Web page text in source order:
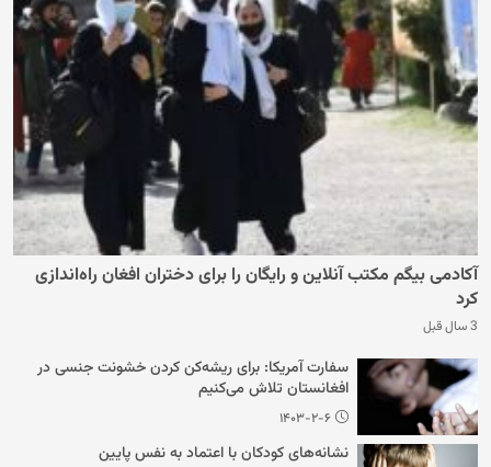
آکادمی بیگم مکتب آنلاین و رایگان را برای دختران افغان راه‌اندازی
کرد
3 سال قبل
سفارت آمریکا: برای ریشه‌کن کردن خشونت جنسی در
افغانستان تلاش می‌کنیم
۱۴۰۳-۲-۶
نشانه‌های کودکان با اعتماد به نفس پایین